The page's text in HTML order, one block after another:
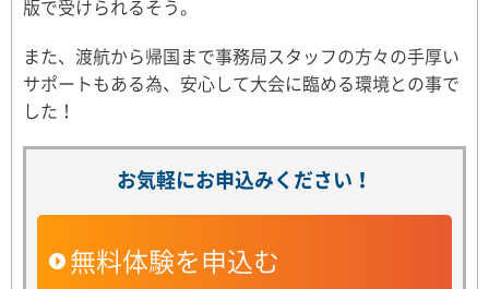
版で受けられるそう。
また、渡航から帰国まで事務局スタッフの方々の手厚い
サポートもある為、安心して大会に臨める環境との事で
した！
お気軽にお申込みください！
無料体験を申込む